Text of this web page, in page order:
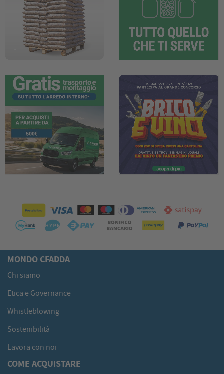
MONDO CFADDA
Chi siamo
Etica e Governance
Whistleblowing
Sostenibilità
Lavora con noi
COME ACQUISTARE